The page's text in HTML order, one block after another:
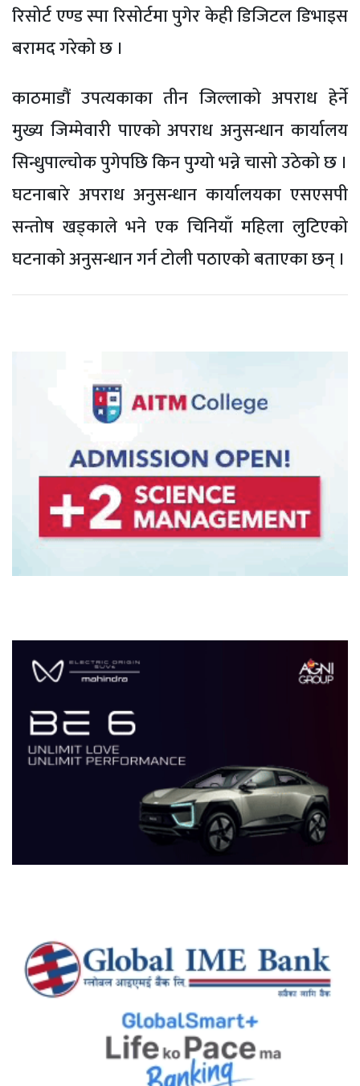
रिसोर्ट एण्ड स्पा रिसोर्टमा पुगेर केही डिजिटल डिभाइस
बरामद गरेको छ ।
काठमाडौं उपत्यकाका तीन जिल्लाको अपराध हेर्ने
मुख्य जिम्मेवारी पाएको अपराध अनुसन्धान कार्यालय
सिन्धुपाल्चोक पुगेपछि किन पुग्यो भन्ने चासो उठेको छ ।
घटनाबारे अपराध अनुसन्धान कार्यालयका एसएसपी
सन्तोष खड्काले भने एक चिनियाँ महिला लुटिएको
घटनाको अनुसन्धान गर्न टोली पठाएको बताएका छन् ।